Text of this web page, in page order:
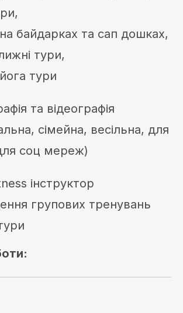
байдарках та сап дошках,
тури,
тури
та відеографія
сімейна, весільна, для
соц мереж)
інструктор
групових тренувань